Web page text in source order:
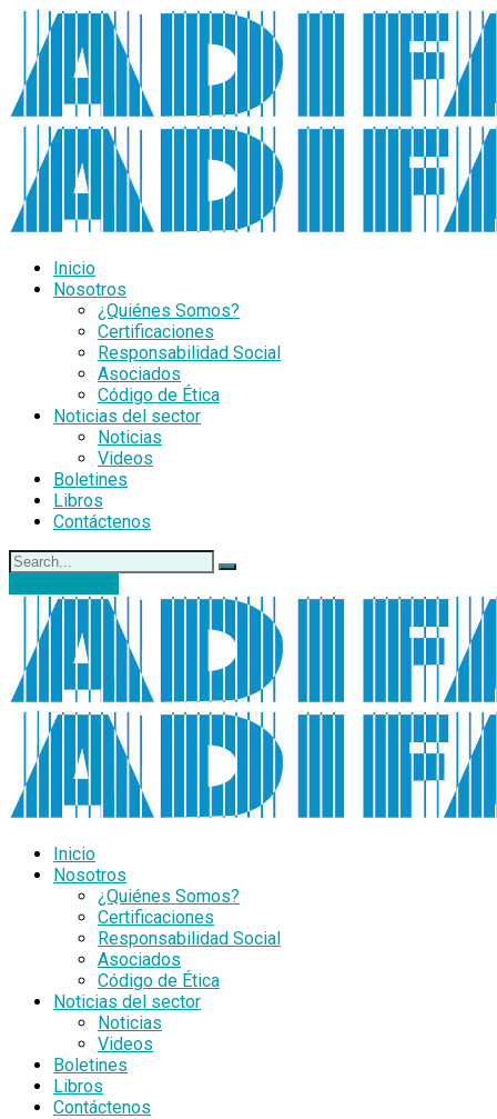
Inicio
Nosotros
¿Quiénes Somos?
Certificaciones
Responsabilidad Social
Asociados
Código de Ética
Noticias del sector
Noticias
Videos
Boletines
Libros
Contáctenos
Inicio
Nosotros
¿Quiénes Somos?
Certificaciones
Responsabilidad Social
Asociados
Código de Ética
Noticias del sector
Noticias
Videos
Boletines
Libros
Contáctenos